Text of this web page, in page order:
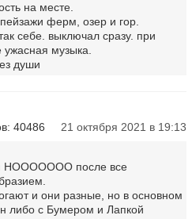
на месте.
ферм, озер и гор.
себе. выключал сразу. при
ужасная музыка.
души
40486 21 октября 2021 в 19:13
НООООООО после все
и они разные, но в основном
либо с Бумером и Лапкой